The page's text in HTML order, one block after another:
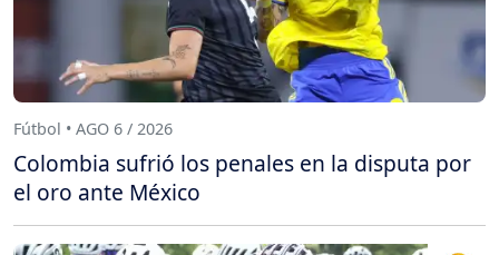
Fútbol • AGO 6 / 2026
Colombia sufrió los penales en la disputa por
el oro ante México